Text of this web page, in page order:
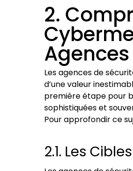
2.
Les agences de
d’une valeur
première étape pour
sophistiquées et
Pour approfondir ce
2.1. Les